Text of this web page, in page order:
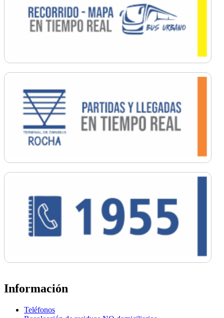
Ordenamiento
Promoción Social
Salud
Secretaría General
Información
Teléfonos